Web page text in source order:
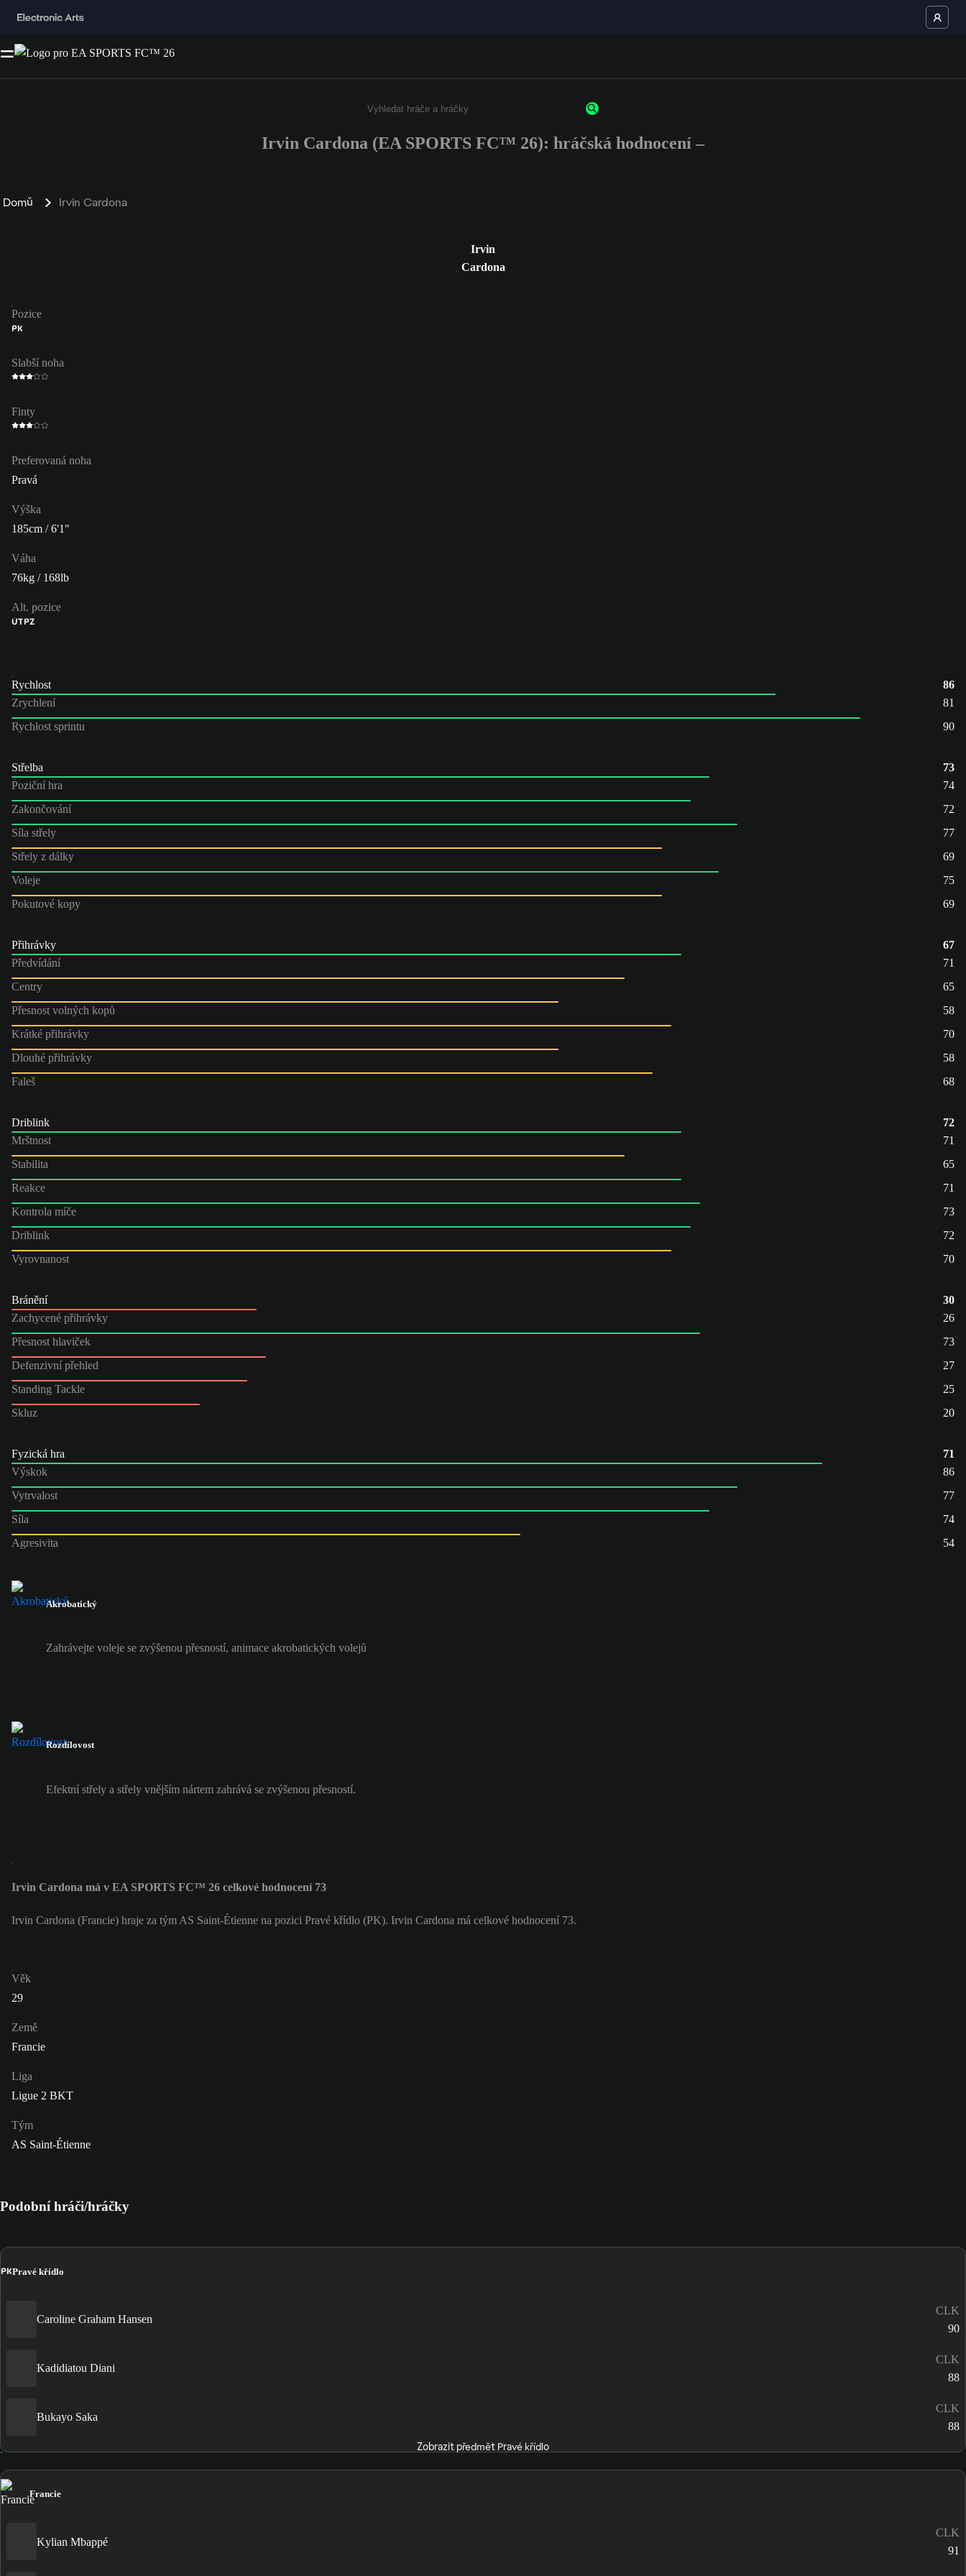
Enter a minimum of 3 characters or numbers
Irvin Cardona (EA SPORTS FC™ 26): hráčská hodnocení –
Domů Irvin Cardona
Irvin
Cardona
Pozice
PK
Slabší noha
Finty
Preferovaná noha
Pravá
Výška
185cm / 6'1"
Váha
76kg / 168lb
Alt. pozice
ÚTPZ
Rychlost
86
Zrychlení
81
Rychlost sprintu
90
Střelba
73
Poziční hra
74
Zakončování
72
Síla střely
77
Střely z dálky
69
Voleje
75
Pokutové kopy
69
Přihrávky
67
Předvídání
71
Centry
65
Přesnost volných kopů
58
Krátké přihrávky
70
Dlouhé přihrávky
58
Faleš
68
Driblink
72
Mrštnost
71
Stabilita
65
Reakce
71
Kontrola míče
73
Driblink
72
Vyrovnanost
70
Bránění
30
Zachycené přihrávky
26
Přesnost hlaviček
73
Defenzivní přehled
27
Standing Tackle
25
Skluz
20
Fyzická hra
71
Výskok
86
Vytrvalost
77
Síla
74
Agresivita
54
Akrobatický
Zahrávejte voleje se zvýšenou přesností, animace akrobatických volejů
Rozdílovost
Efektní střely a střely vnějším nártem zahrává se zvýšenou přesností.
Irvin Cardona má v EA SPORTS FC™ 26 celkové hodnocení 73
Irvin Cardona (Francie) hraje za tým AS Saint-Étienne na pozici Pravé křídlo (PK). Irvin Cardona má celkové hodnocení 73.
Věk
29
Země
Francie
Liga
Ligue 2 BKT
Tým
AS Saint-Étienne
Podobní hráči/hráčky
PKPravé křídlo
Caroline Graham Hansen
CLK
90
Kadidiatou Diani
CLK
88
Bukayo Saka
CLK
88
Zobrazit předmět Pravé křídlo
Francie
Kylian Mbappé
CLK
91